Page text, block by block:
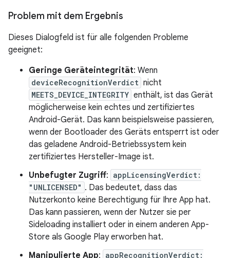
Problem mit dem Ergebnis
Dieses Dialogfeld ist für alle folgenden Probleme
geeignet:
Geringe Geräteintegrität: Wenn
deviceRecognitionVerdict nicht
MEETS_DEVICE_INTEGRITY enthält, ist das Gerät
möglicherweise kein echtes und zertifiziertes
Android-Gerät. Das kann beispielsweise passieren,
wenn der Bootloader des Geräts entsperrt ist oder
das geladene Android-Betriebssystem kein
zertifiziertes Hersteller-Image ist.
Unbefugter Zugriff: appLicensingVerdict:
"UNLICENSED" . Das bedeutet, dass das
Nutzerkonto keine Berechtigung für Ihre App hat.
Das kann passieren, wenn der Nutzer sie per
Sideloading installiert oder in einem anderen App-
Store als Google Play erworben hat.
Manipulierte App: appRecognitionVerdict: